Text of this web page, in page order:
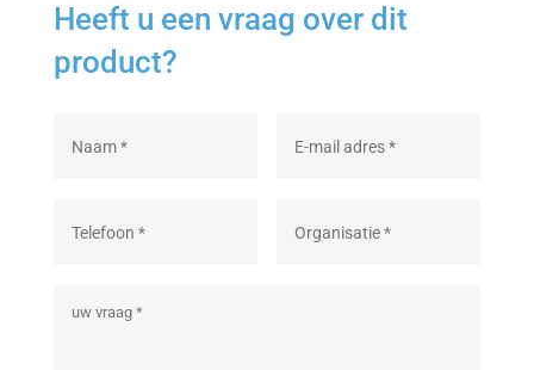
Heeft u een vraag over dit
product?